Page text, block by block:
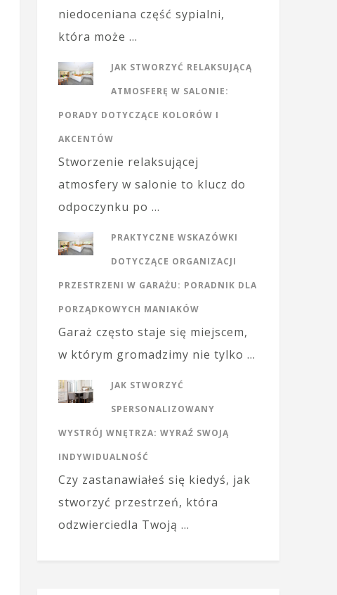
niedoceniana część sypialni,
która może …
JAK STWORZYĆ RELAKSUJĄCĄ
ATMOSFERĘ W SALONIE:
PORADY DOTYCZĄCE KOLORÓW I
AKCENTÓW
Stworzenie relaksującej
atmosfery w salonie to klucz do
odpoczynku po …
PRAKTYCZNE WSKAZÓWKI
DOTYCZĄCE ORGANIZACJI
PRZESTRZENI W GARAŻU: PORADNIK DLA
PORZĄDKOWYCH MANIAKÓW
Garaż często staje się miejscem,
w którym gromadzimy nie tylko …
JAK STWORZYĆ
SPERSONALIZOWANY
WYSTRÓJ WNĘTRZA: WYRAŹ SWOJĄ
INDYWIDUALNOŚĆ
Czy zastanawiałeś się kiedyś, jak
stworzyć przestrzeń, która
odzwierciedla Twoją …